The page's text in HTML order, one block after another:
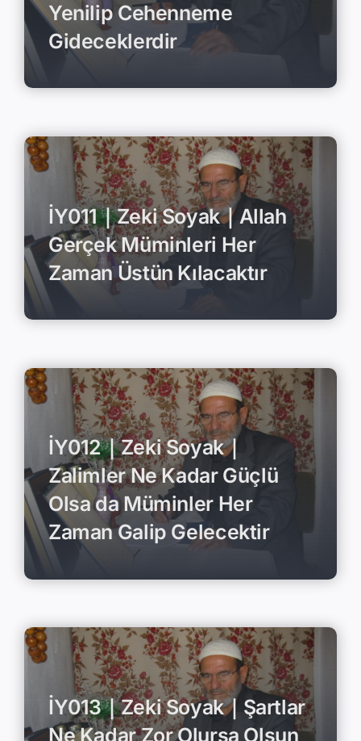
Yenilip Cehenneme
Gideceklerdir
İY011｜Zeki Soyak｜Allah
Gerçek Müminleri Her
Zaman Üstün Kılacaktır
İY012｜Zeki Soyak｜
Zalimler Ne Kadar Güçlü
Olsa da Müminler Her
Zaman Galip Gelecektir
İY013｜Zeki Soyak｜Şartlar
Ne Kadar Zor Olursa Olsun